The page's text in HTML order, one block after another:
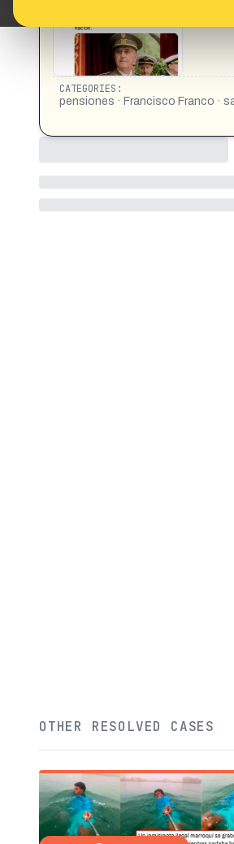
CATEGORIES:
pensiones · Francisco Franco ·
OTHER RESOLVED CASES